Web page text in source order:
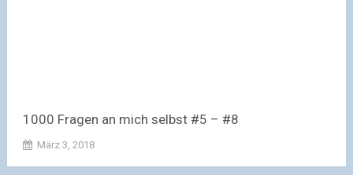
1000 Fragen an mich selbst #5 – #8
März 3, 2018